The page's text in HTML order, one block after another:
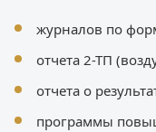
журналов по
отчета 2-ТП
отчета о
программы